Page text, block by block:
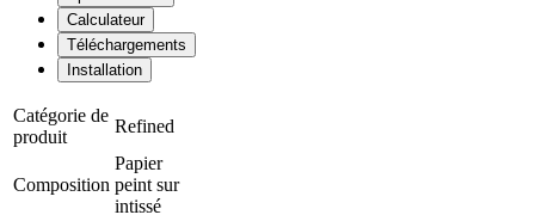
Calculateur
Téléchargements
Installation
Catégorie de
produit
Refined
Composition
Papier
peint sur
intissé